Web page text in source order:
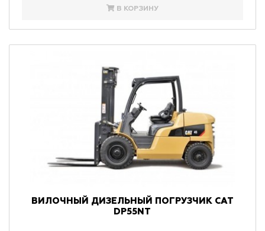
В КОРЗИНУ
ВИЛОЧНЫЙ ДИЗЕЛЬНЫЙ ПОГРУЗЧИК CAT
DP55NT